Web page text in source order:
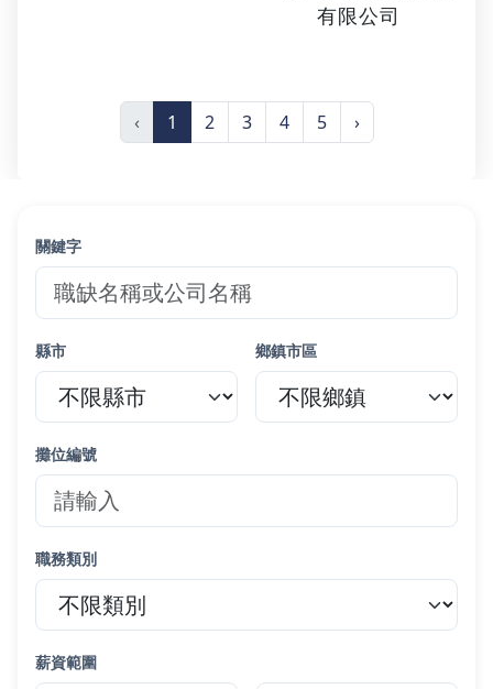
有限公司
‹ 1 2 3 4 5 ›
關鍵字
縣市 鄉鎮市區
攤位編號
職務類別
薪資範圍